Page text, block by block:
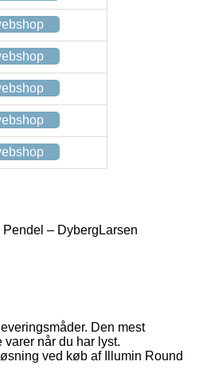
– DybergLarsen
Den mest
når du har lyst.
ved køb af Illumin Round